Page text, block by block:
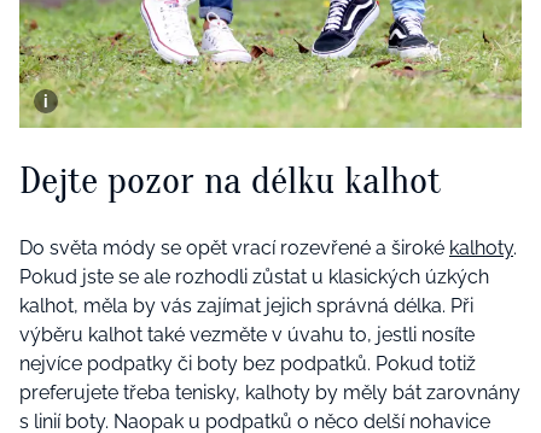
Dejte pozor na délku kalhot
Do světa módy se opět vrací rozevřené a široké kalhoty.
Pokud jste se ale rozhodli zůstat u klasických úzkých
kalhot, měla by vás zajímat jejich správná délka. Při
výběru kalhot také vezměte v úvahu to, jestli nosíte
nejvíce podpatky či boty bez podpatků. Pokud totiž
preferujete třeba tenisky, kalhoty by měly bát zarovnány
s linií boty. Naopak u podpatků o něco delší nohavice